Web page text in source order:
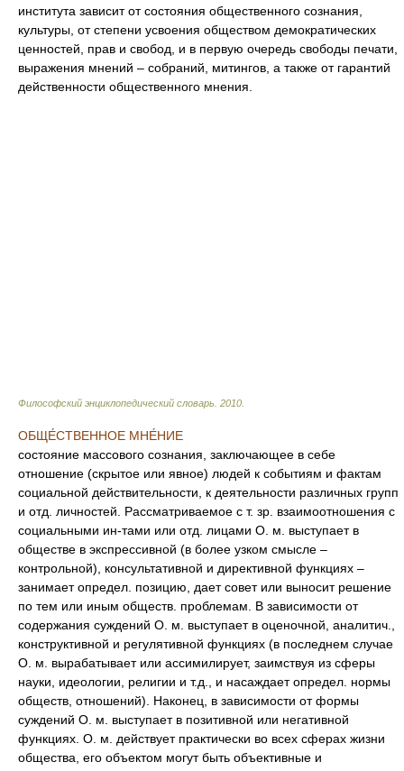
института зависит от состояния общественного сознания,
культуры, от степени усвоения обществом демократических
ценностей, прав и свобод, и в первую очередь свободы печати,
выражения мнений – собраний, митингов, а также от гарантий
действенности общественного мнения.
Философский энциклопедический словарь 2010
ОБЩЕ́СТВЕННОЕ МНЕ́НИЕ
состояние массового сознания, заключающее в себе
отношение (скрытое или явное) людей к событиям и фактам
социальной действительности, к деятельности различных групп
и отд. личностей. Рассматриваемое с т. зр. взаимоотношения с
социальными ин-тами или отд. лицами О. м. выступает в
обществе в экспрессивной (в более узком смысле –
контрольной), консультативной и директивной функциях –
занимает определ. позицию, дает совет или выносит решение
по тем или иным обществ. проблемам. В зависимости от
содержания суждений О. м. выступает в оценочной, аналитич.,
конструктивной и регулятивной функциях (в последнем случае
О. м. вырабатывает или ассимилирует, заимствуя из сферы
науки, идеологии, религии и т.д., и насаждает определ. нормы
обществ, отношений). Наконец, в зависимости от формы
суждений О. м. выступает в позитивной или негативной
функциях. О. м. действует практически во всех сферах жизни
общества, его объектом могут быть объективные и